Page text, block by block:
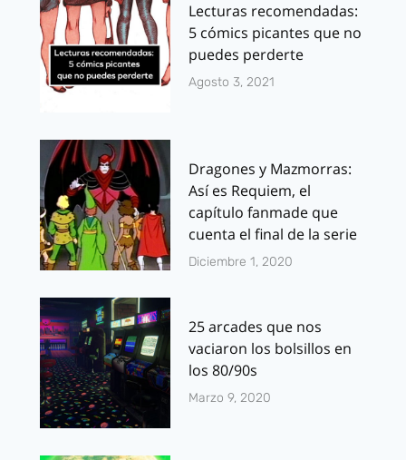
Lecturas recomendadas:
5 cómics picantes que no
puedes perderte
Agosto 3, 2021
Dragones y Mazmorras:
Así es Requiem, el
capítulo fanmade que
cuenta el final de la serie
Diciembre 1, 2020
25 arcades que nos
vaciaron los bolsillos en
los 80/90s
Marzo 9, 2020